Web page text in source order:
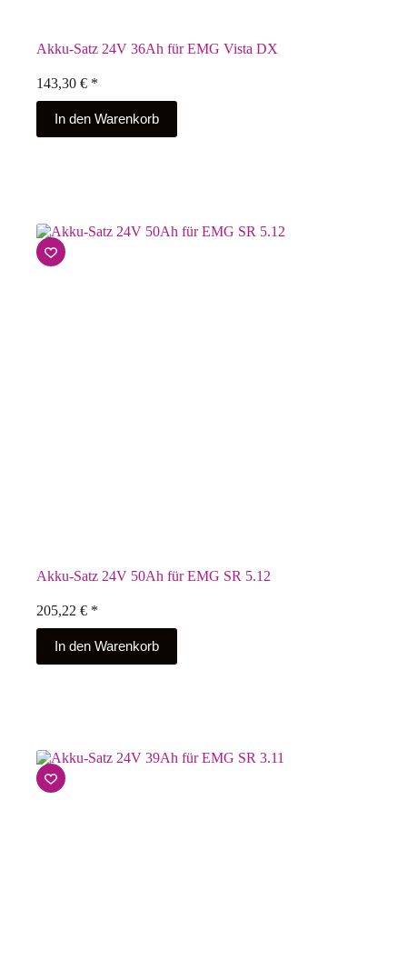
Akku-Satz 24V 36Ah für EMG Vista DX
143,30 € *
In den Warenkorb
Akku-Satz 24V 50Ah für EMG SR 5.12
205,22 € *
In den Warenkorb